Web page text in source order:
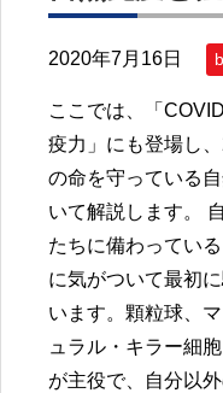
2020年7月16日
ここでは、「
疫力」にも登場し
の命を守っている
いて解説します。
たちに備わってい
に気がついて最初
います。顆粒球、
ュラル・キラー細
が主役で、自分以